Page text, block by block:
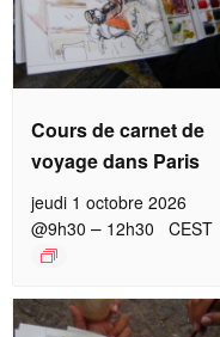
Cours de carnet de
voyage dans Paris
jeudi 1 octobre 2026
@9h30 – 12h30 CEST